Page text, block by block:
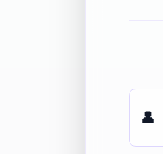
👤